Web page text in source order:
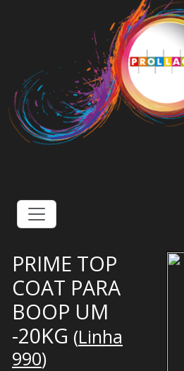
PRIME TOP
COAT PARA
BOOP UM
-20KG (Linha
990)